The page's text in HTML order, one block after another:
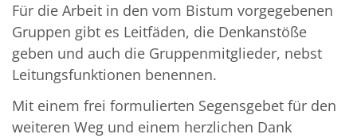
Für die Arbeit in den vom Bistum vorgegebenen
Gruppen gibt es Leitfäden, die Denkanstöße
geben und auch die Gruppenmitglieder, nebst
Leitungsfunktionen benennen.
Mit einem frei formulierten Segensgebet für den
weiteren Weg und einem herzlichen Dank